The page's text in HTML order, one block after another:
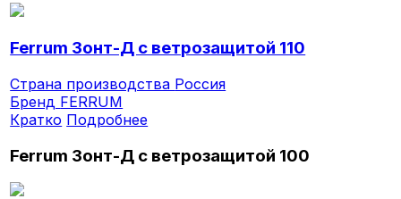
Ferrum Зонт-Д с ветрозащитой 110
Страна производства Россия
Бренд FERRUM
Кратко Подробнее
Ferrum Зонт-Д с ветрозащитой 100